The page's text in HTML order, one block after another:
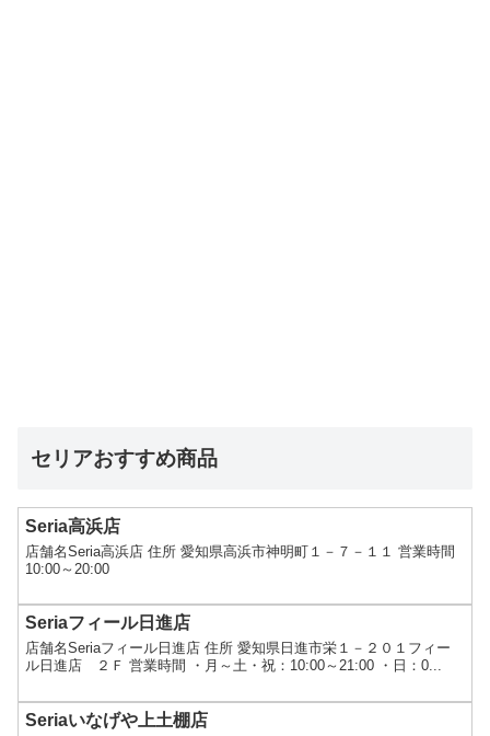
セリアおすすめ商品
Seria高浜店
店舗名Seria高浜店 住所 愛知県高浜市神明町１－７－１１ 営業時間
10:00～20:00
Seriaフィール日進店
店舗名Seriaフィール日進店 住所 愛知県日進市栄１－２０１フィー
ル日進店 ２Ｆ 営業時間 ・月～土・祝：10:00～21:00 ・日：0...
Seriaいなげや上土棚店